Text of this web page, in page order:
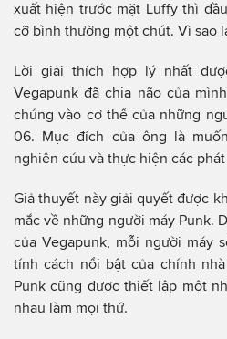
xuất hiện trước mặt Luffy thì
cỡ bình thường một chút. Vì sao
Lời giải thích hợp lý nhất
Vegapunk đã chia não của
chúng vào cơ thể của những
06. Mục đích của ông là
nghiên cứu và thực hiện các
Giả thuyết này giải quyết được
mắc về những người máy Punk.
của Vegapunk, mỗi người máy
tính cách nổi bật của chính
Punk cũng được thiết lập một
nhau làm mọi thứ.